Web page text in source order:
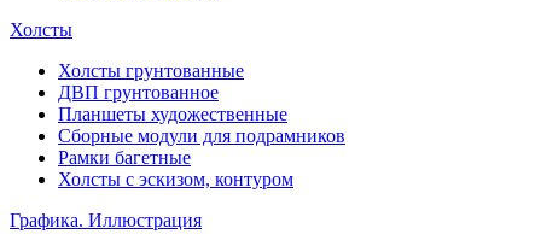
Холсты
Холсты грунтованные
ДВП грунтованное
Планшеты художественные
Сборные модули для подрамников
Рамки багетные
Холсты c эскизом, контуром
Графика. Иллюстрация